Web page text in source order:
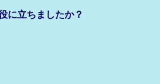
に立ちましたか？